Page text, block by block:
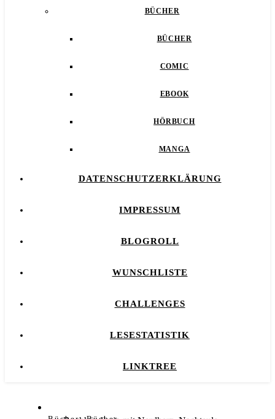
BÜCHER
BÜCHER
COMIC
EBOOK
HÖRBUCH
MANGA
DATENSCHUTZERKLÄRUNG
IMPRESSUM
BLOGROLL
WUNSCHLISTE
CHALLENGES
LESESTATISTIK
LINKTREE